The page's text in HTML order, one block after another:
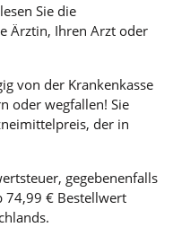
Sie die
Ärztin, Ihren Arzt oder
von der Krankenkasse
oder wegfallen! Sie
der in
gegebenenfalls
74,99 € Bestellwert